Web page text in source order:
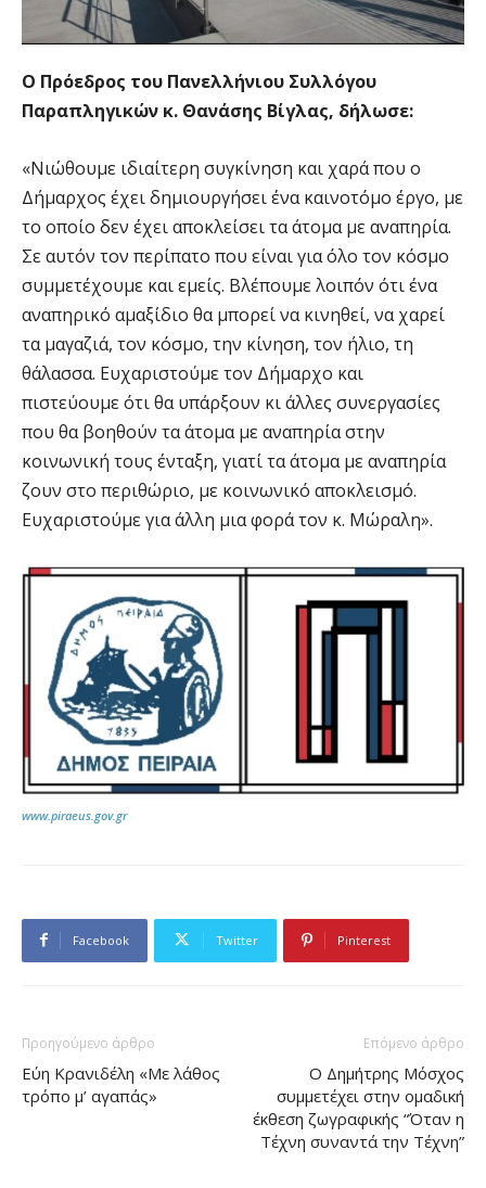
Ο Πρόεδρος του Πανελλήνιου Συλλόγου
Παραπληγικών κ. Θανάσης Βίγλας, δήλωσε:
«Νιώθουμε ιδιαίτερη συγκίνηση και χαρά που ο
Δήμαρχος έχει δημιουργήσει ένα καινοτόμο έργο, με
το οποίο δεν έχει αποκλείσει τα άτομα με αναπηρία.
Σε αυτόν τον περίπατο που είναι για όλο τον κόσμο
συμμετέχουμε και εμείς. Βλέπουμε λοιπόν ότι ένα
αναπηρικό αμαξίδιο θα μπορεί να κινηθεί, να χαρεί
τα μαγαζιά, τον κόσμο, την κίνηση, τον ήλιο, τη
θάλασσα. Ευχαριστούμε τον Δήμαρχο και
πιστεύουμε ότι θα υπάρξουν κι άλλες συνεργασίες
που θα βοηθούν τα άτομα με αναπηρία στην
κοινωνική τους ένταξη, γιατί τα άτομα με αναπηρία
ζουν στο περιθώριο, με κοινωνικό αποκλεισμό.
Ευχαριστούμε για άλλη μια φορά τον κ. Μώραλη».
www.piraeus.gov.gr
Facebook Twitter Pinterest
Προηγούμενο άρθρο
Εύη Κρανιδέλη «Με λάθος
τρόπο μ’ αγαπάς»
Επόμενο άρθρο
Ο Δημήτρης Μόσχος
συμμετέχει στην ομαδική
έκθεση ζωγραφικής “Όταν η
Τέχνη συναντά την Τέχνη”